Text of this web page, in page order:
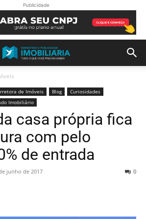
Publicidade
de Imóveis Blog
Curiosidades
Imobiliário
casa própria fica
com pelo
de entrada
junho de 2017 0